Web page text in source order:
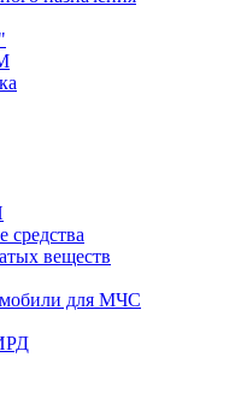
средства
веществ
для МЧС